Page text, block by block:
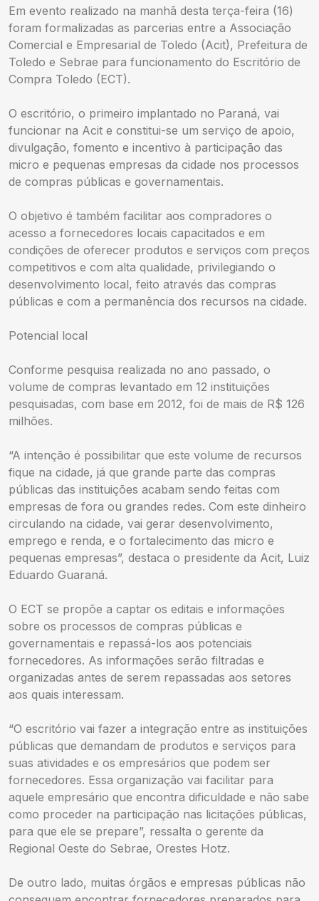
Em evento realizado na manhã desta terça-feira (16)
foram formalizadas as parcerias entre a Associação
Comercial e Empresarial de Toledo (Acit), Prefeitura de
Toledo e Sebrae para funcionamento do Escritório de
Compra Toledo (ECT).
O escritório, o primeiro implantado no Paraná, vai
funcionar na Acit e constitui-se um serviço de apoio,
divulgação, fomento e incentivo à participação das
micro e pequenas empresas da cidade nos processos
de compras públicas e governamentais.
O objetivo é também facilitar aos compradores o
acesso a fornecedores locais capacitados e em
condições de oferecer produtos e serviços com preços
competitivos e com alta qualidade, privilegiando o
desenvolvimento local, feito através das compras
públicas e com a permanência dos recursos na cidade.
Potencial local
Conforme pesquisa realizada no ano passado, o
volume de compras levantado em 12 instituições
pesquisadas, com base em 2012, foi de mais de R$ 126
milhões.
“A intenção é possibilitar que este volume de recursos
fique na cidade, já que grande parte das compras
públicas das instituições acabam sendo feitas com
empresas de fora ou grandes redes. Com este dinheiro
circulando na cidade, vai gerar desenvolvimento,
emprego e renda, e o fortalecimento das micro e
pequenas empresas”, destaca o presidente da Acit, Luiz
Eduardo Guaraná.
O ECT se propõe a captar os editais e informações
sobre os processos de compras públicas e
governamentais e repassá-los aos potenciais
fornecedores. As informações serão filtradas e
organizadas antes de serem repassadas aos setores
aos quais interessam.
“O escritório vai fazer a integração entre as instituições
públicas que demandam de produtos e serviços para
suas atividades e os empresários que podem ser
fornecedores. Essa organização vai facilitar para
aquele empresário que encontra dificuldade e não sabe
como proceder na participação nas licitações públicas,
para que ele se prepare”, ressalta o gerente da
Regional Oeste do Sebrae, Orestes Hotz.
De outro lado, muitas órgãos e empresas públicas não